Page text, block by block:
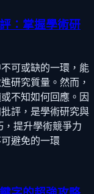
：掌握學術研
可或缺的一環，能
研究質量。然而，
不知如何回應。因
評，是學術研究與
，提升學術競爭力
避免的一環